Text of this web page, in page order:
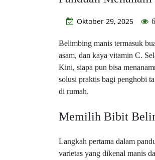
Oktober 29, 2025
Belimbing manis termasuk
asam, dan kaya vitamin C.
Kini, siapa pun bisa
solusi praktis bagi penghobi
di rumah.
Memilih Bibit
Langkah pertama dalam
varietas yang dikenal manis